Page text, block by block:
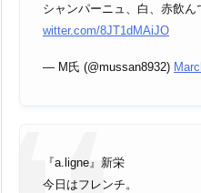
シャンパーニュ、白、赤飲ん
witter.com/8JT1dMAiJO
— M氏 (@mussan8932)
『a.ligne』新栄
今日はフレンチ。